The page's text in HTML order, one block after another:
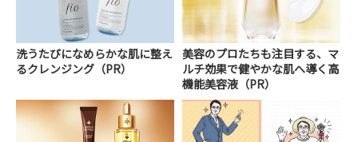
洗うたびになめらかな肌に整え
るクレンジング（PR）
美容のプロたちも注目する、マ
ルチ効果で健やかな肌へ導く高
機能美容液（PR）